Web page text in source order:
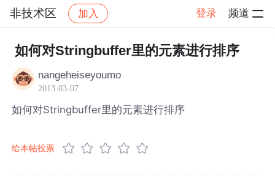
非技术区 加入 登录 频道
社区 非技术区 帖子详情
如何对Stringbuffer里的元素进行排序
nangeheiseyoumo
2013-03-07
如何对Stringbuffer里的元素进行排序
给本帖投票